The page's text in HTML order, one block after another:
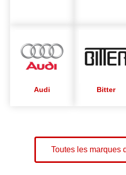
Audi Bitter
Toutes les marques